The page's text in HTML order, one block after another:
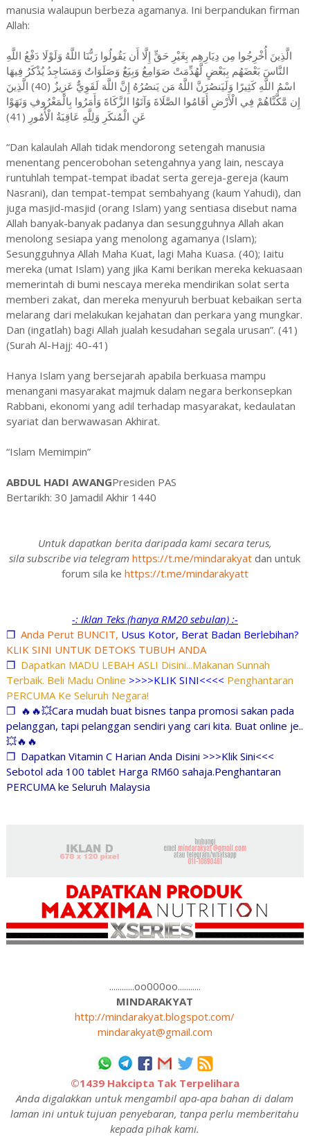
manusia walaupun berbeza agamanya. Ini berpandukan firman
Allah:
الَّذِينَ أُخْرِجُوا مِن دِيَارِهِم بِغَيْرِ حَقٍّ إِلَّا أَن يَقُولُوا رَبُّنَا اللَّهُ وَلَوْلَا دَفْعُ اللَّهِ
النَّاسَ بَعْضَهُم بِبَعْضٍ لَّهُدِّمَتْ صَوَامِعُ وَبِيَعٌ وَصَلَوَاتٌ وَمَسَاجِدُ يُذْكَرُ فِيهَا
اسْمُ اللَّهِ كَثِيرًا وَلَيَنصُرَنَّ اللَّهُ مَن يَنصُرُهُ إِنَّ اللَّهَ لَقَوِيٌّ عَزِيزٌ (40) الَّذِينَ
إِن مَّكَّنَّاهُمْ فِي الْأَرْضِ أَقَامُوا الصَّلَاةَ وَآتَوُا الزَّكَاةَ وَأَمَرُوا بِالْمَعْرُوفِ وَنَهَوْا
عَنِ الْمُنكَرِ وَلِلَّهِ عَاقِبَةُ الْأُمُورِ (41)
“Dan kalaulah Allah tidak mendorong setengah manusia
menentang pencerobohan setengahnya yang lain, nescaya
runtuhlah tempat-tempat ibadat serta gereja-gereja (kaum
Nasrani), dan tempat-tempat sembahyang (kaum Yahudi), dan
juga masjid-masjid (orang Islam) yang sentiasa disebut nama
Allah banyak-banyak padanya dan sesungguhnya Allah akan
menolong sesiapa yang menolong agamanya (Islam);
Sesungguhnya Allah Maha Kuat, lagi Maha Kuasa. (40); Iaitu
mereka (umat Islam) yang jika Kami berikan mereka kekuasaan
memerintah di bumi nescaya mereka mendirikan solat serta
memberi zakat, dan mereka menyuruh berbuat kebaikan serta
melarang dari melakukan kejahatan dan perkara yang mungkar.
Dan (ingatlah) bagi Allah jualah kesudahan segala urusan”. (41)
(Surah Al-Hajj: 40-41)
Hanya Islam yang bersejarah apabila berkuasa mampu
menangani masyarakat majmuk dalam negara berkonsepkan
Rabbani, ekonomi yang adil terhadap masyarakat, kedaulatan
syariat dan berwawasan Akhirat.
“Islam Memimpin”
ABDUL HADI AWANGPresiden PAS
Bertarikh: 30 Jamadil Akhir 1440
Untuk dapatkan berita daripada kami secara terus,
sila subscribe via telegram https://t.me/mindarakyat dan untuk
forum sila ke https://t.me/mindarakyatt
-: Iklan Teks (hanya RM20 sebulan) :-
❐ Anda Perut BUNCIT, Usus Kotor, Berat Badan Berlebihan?
KLIK SINI UNTUK DETOKS TUBUH ANDA
❐ Dapatkan MADU LEBAH ASLI Disini...Makanan Sunnah
Terbaik. Beli Madu Online >>>>KLIK SINI<<<< Penghantaran
PERCUMA Ke Seluruh Negara!
❐ 🔥🔥💥Cara mudah buat bisnes tanpa promosi sakan pada
pelanggan, tapi pelanggan sendiri yang cari kita. Buat online je..
💥🔥🔥
❐ Dapatkan Vitamin C Harian Anda Disini >>>Klik Sini<<<
Sebotol ada 100 tablet Harga RM60 sahaja.Penghantaran
PERCUMA ke Seluruh Malaysia
............oo000oo...........
MINDARAKYAT
http://mindarakyat.blogspot.com/
mindarakyat@gmail.com
©1439 Hakcipta Tak Terpelihara
Anda digalakkan untuk mengambil apa-apa bahan di dalam
laman ini untuk tujuan penyebaran, tanpa perlu memberitahu
kepada pihak kami.